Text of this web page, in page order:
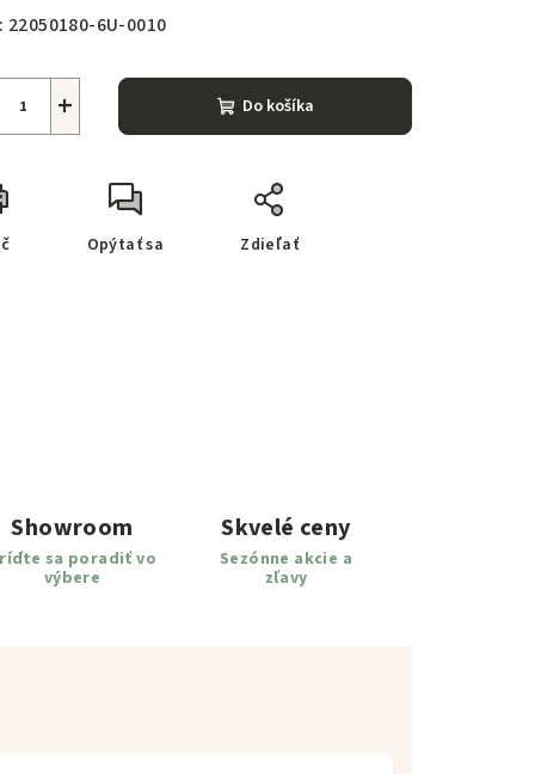
22050180-6U-0010
+ Do košíka
Opýtať sa Zdieľať
Showroom
sa poradiť vo
výbere
Skvelé ceny
Sezónne akcie a
zľavy